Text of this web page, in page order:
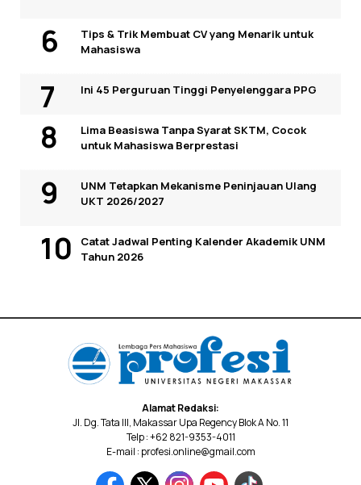
Tips & Trik Membuat CV yang Menarik untuk
Mahasiswa
Ini 45 Perguruan Tinggi Penyelenggara PPG
Lima Beasiswa Tanpa Syarat SKTM, Cocok
untuk Mahasiswa Berprestasi
UNM Tetapkan Mekanisme Peninjauan Ulang
UKT 2026/2027
Catat Jadwal Penting Kalender Akademik UNM
Tahun 2026
Alamat Redaksi:
Jl. Dg. Tata III, Makassar Upa Regency Blok A No. 11
Telp : +62 821-9353-4011
E-mail : profesi.online@gmail.com